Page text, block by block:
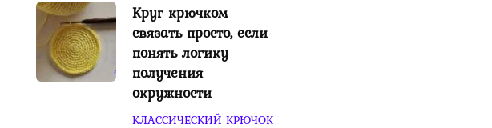
Круг крючком
связать просто, если
понять логику
получения
окружности
КЛАССИЧЕСКИЙ КРЮЧОК